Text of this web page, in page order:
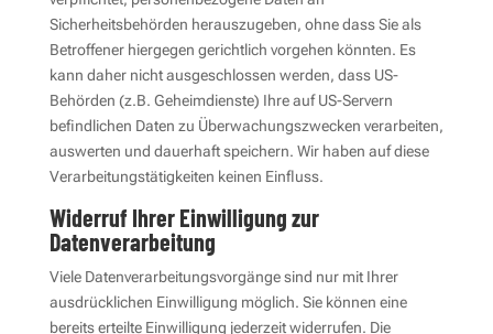
Sicherheitsbehörden herauszugeben, ohne dass Sie als
Betroffener hiergegen gerichtlich vorgehen könnten. Es
kann daher nicht ausgeschlossen werden, dass US-
Behörden (z.B. Geheimdienste) Ihre auf US-Servern
befindlichen Daten zu Überwachungszwecken verarbeiten,
auswerten und dauerhaft speichern. Wir haben auf diese
Verarbeitungstätigkeiten keinen Einfluss.
Widerruf Ihrer Einwilligung zur
Datenverarbeitung
Viele Datenverarbeitungsvorgänge sind nur mit Ihrer
ausdrücklichen Einwilligung möglich. Sie können eine
bereits erteilte Einwilligung jederzeit widerrufen. Die